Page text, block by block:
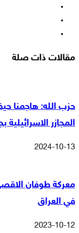
مقالات ذات صلة
حزب الله: هاجمنا
المجازر الاسرائيلية
2024-10-13
معركة طوفان
في العراق
2023-10-12